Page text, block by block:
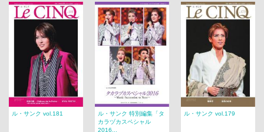
ル・サンク vol.181
ル・サンク 特別編集「タ
カラヅカスペシャル
2016...
ル・サンク vol.179